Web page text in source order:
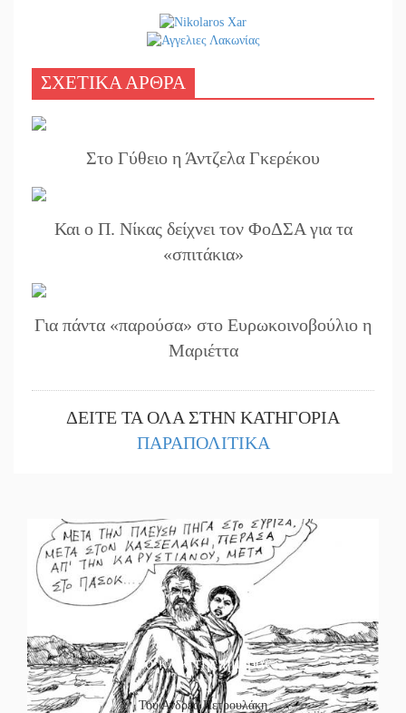
ΣΧΕΤΙΚΑ ΑΡΘΡΑ
Στο Γύθειο η Άντζελα Γκερέκου
Και ο Π. Νίκας δείχνει τον ΦοΔΣΑ για τα
«σπιτάκια»
Για πάντα «παρούσα» στο Ευρωκοινοβούλιο η
Μαριέττα
ΔΕΙΤΕ ΤΑ ΟΛΑ ΣΤΗΝ ΚΑΤΗΓΟΡΙΑ
ΠΑΡΑΠΟΛΙΤΙΚΑ
Το κλίκ της ημέρας
Του Ανδρέα Πετρουλάκη